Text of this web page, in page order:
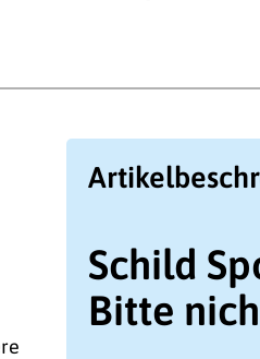
Schild
Bitte